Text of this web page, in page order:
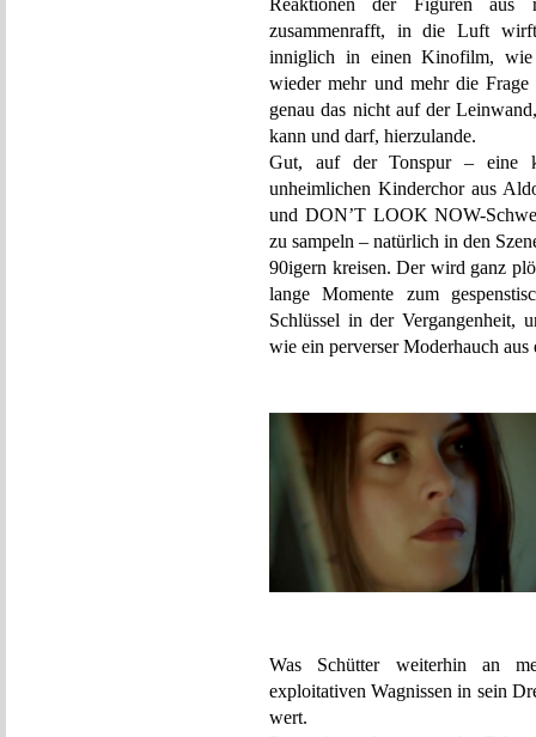
Reaktionen der Figuren aus
zusammenrafft, in die Luft
inniglich in einen Kinofilm, wie
wieder mehr und mehr die
genau das nicht auf der
kann und darf, hierzulande.
Gut, auf der Tonspur – eine
unheimlichen Kinderchor aus
und DON’T LOOK NOW-
zu sampeln – natürlich in den
90igern kreisen. Der wird ganz
lange Momente zum
Schlüssel in der Vergangenheit,
wie ein perverser Moderhauch aus
Was Schütter weiterhin an
exploitativen Wagnissen in sein
wert.